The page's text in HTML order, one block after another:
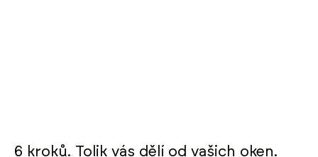
6 kroků. Tolik vás dělí od vašich oken.